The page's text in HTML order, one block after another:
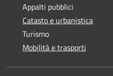
Appalti pubblici
Catasto e urbanistica
Turismo
Mobilità e trasporti